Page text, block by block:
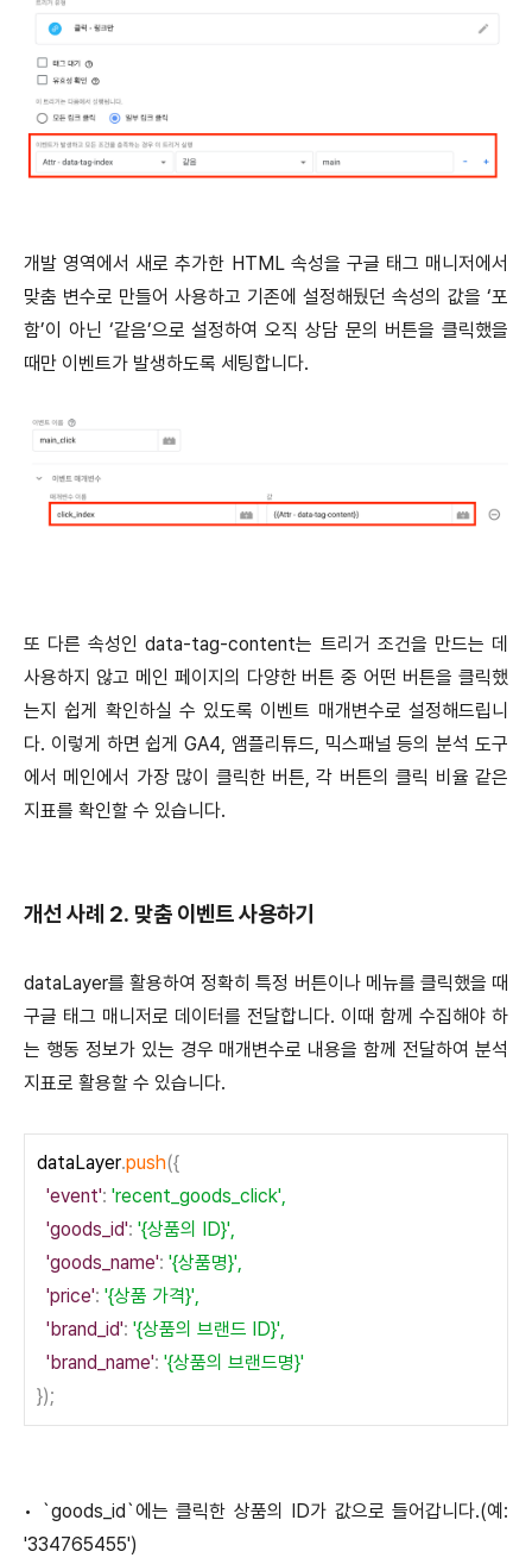
개발 영역에서 새로 추가한 HTML 속성을 구글 태그 매니저에서
맞춤 변수로 만들어 사용하고 기존에 설정해뒀던 속성의 값을 ‘포
함’이 아닌 ‘같음’으로 설정하여 오직 상담 문의 버튼을 클릭했을
때만 이벤트가 발생하도록 세팅합니다.
또 다른 속성인 data-tag-content는 트리거 조건을 만드는 데
사용하지 않고 메인 페이지의 다양한 버튼 중 어떤 버튼을 클릭했
는지 쉽게 확인하실 수 있도록 이벤트 매개변수로 설정해드립니
다. 이렇게 하면 쉽게 GA4, 앰플리튜드, 믹스패널 등의 분석 도구
에서 메인에서 가장 많이 클릭한 버튼, 각 버튼의 클릭 비율 같은
지표를 확인할 수 있습니다.
개선 사례 2. 맞춤 이벤트 사용하기
dataLayer를 활용하여 정확히 특정 버튼이나 메뉴를 클릭했을 때
구글 태그 매니저로 데이터를 전달합니다. 이때 함께 수집해야 하
는 행동 정보가 있는 경우 매개변수로 내용을 함께 전달하여 분석
지표로 활용할 수 있습니다.
dataLayer.push({
'event': 'recent_goods_click',
'goods_id': '{상품의 ID}',
'goods_name': '{상품명}',
'price': '{상품 가격}',
'brand_id': '{상품의 브랜드 ID}',
'brand_name': '{상품의 브랜드명}'
});
•
`goods_id`에는 클릭한 상품의 ID가 값으로 들어갑니다.(예:
'334765455')